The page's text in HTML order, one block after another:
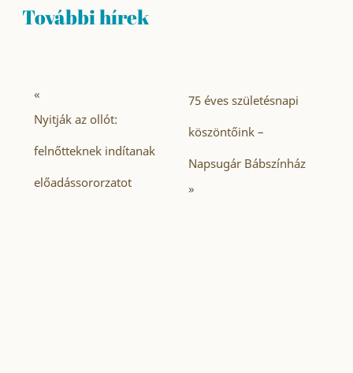
További hírek
«
Nyitják az ollót:
felnőtteknek indítanak
előadássororzatot
75 éves születésnapi
köszöntőink –
Napsugár Bábszínház
»